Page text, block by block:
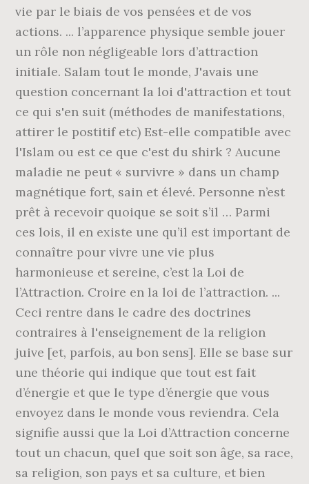
vie par le biais de vos pensées et de vos
actions. ... l’apparence physique semble jouer
un rôle non négligeable lors d’attraction
initiale. Salam tout le monde, J'avais une
question concernant la loi d'attraction et tout
ce qui s'en suit (méthodes de manifestations,
attirer le postitif etc) Est-elle compatible avec
l'Islam ou est ce que c'est du shirk ? Aucune
maladie ne peut « survivre » dans un champ
magnétique fort, sain et élevé. Personne n’est
prêt à recevoir quoique se soit s’il … Parmi
ces lois, il en existe une qu’il est important de
connaître pour vivre une vie plus
harmonieuse et sereine, c’est la Loi de
l’Attraction. Croire en la loi de l’attraction. ...
Ceci rentre dans le cadre des doctrines
contraires à l'enseignement de la religion
juive [et, parfois, au bon sens]. Elle se base sur
une théorie qui indique que tout est fait
d’énergie et que le type d’énergie que vous
envoyez dans le monde vous reviendra. Cela
signifie aussi que la Loi d’Attraction concerne
tout un chacun, quel que soit son âge, sa race,
sa religion, son pays et sa culture, et bien